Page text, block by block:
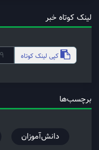
لینک کوتاه خبر
کپی لینک کوتاه
برچسب‌ها
دانش‌آموزان